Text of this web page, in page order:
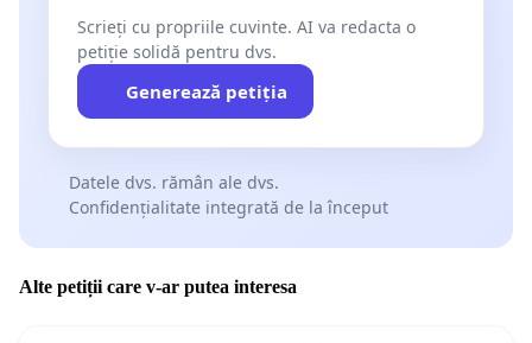
Scrieți cu propriile cuvinte. AI va redacta o
petiție solidă pentru dvs.
Generează petiția
Datele dvs. rămân ale dvs.
Confidențialitate integrată de la început
Alte petiții care v-ar putea interesa